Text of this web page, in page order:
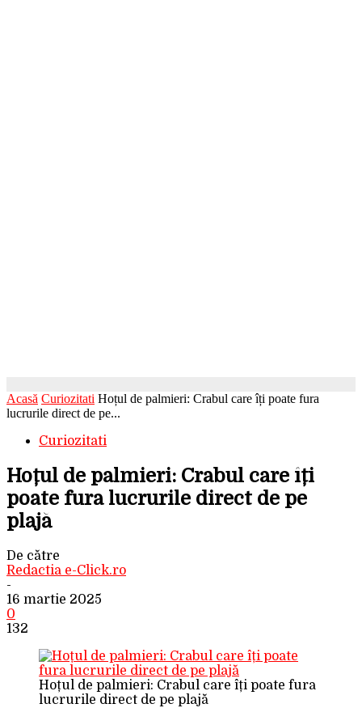
Acasă Curiozitati Hoțul de palmieri: Crabul care îți poate fura
lucrurile direct de pe...
Curiozitati
Hoțul de palmieri: Crabul care îți
poate fura lucrurile direct de pe
plajă
De către
Redactia e-Click.ro
-
16 martie 2025
0
132
Hoțul de palmieri: Crabul care îți poate fura
lucrurile direct de pe plajă